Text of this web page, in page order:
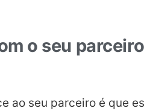
o seu
ao seu parceiro é que